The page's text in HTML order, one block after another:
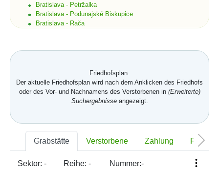
Bratislava - Petržalka
Bratislava - Podunajské Biskupice
Bratislava - Rača
Bratislava - Staré Mesto
Bratislava - Vrakuňa
Bratislava - Záhorská Bystrica
Brekov
Budmerice
Bukovec okr. Košice
Bukovec okr. Myjava
Buzica
Friedhofsplan.
Der aktuelle Friedhofsplan wird nach dem Anklicken des Friedhofs
oder des Vor- und Nachnamens des Verstorbenen in (Erweiterte)
Suchergebnisseangezeigt.
Grabstätte Verstorbene Zahlung Foto
Sektor: - Reihe: - Nummer:-